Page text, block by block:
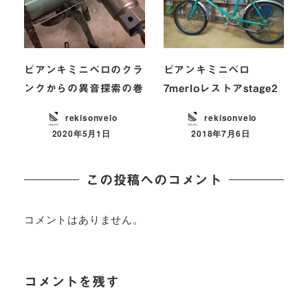
ビアンキミニベロのクラ
ンクからの異音探索の巻
rekisonvelo
2020年5月1日
ビアンキミニベロ
7merloレストアstage2
rekisonvelo
2018年7月6日
この投稿へのコメント
コメントはありません。
コメントを残す